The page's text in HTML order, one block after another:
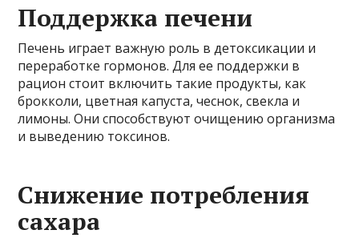
Поддержка печени
Печень играет важную роль в детоксикации и
переработке гормонов. Для ее поддержки в
рацион стоит включить такие продукты, как
брокколи, цветная капуста, чеснок, свекла и
лимоны. Они способствуют очищению организма
и выведению токсинов.
Снижение потребления
сахара